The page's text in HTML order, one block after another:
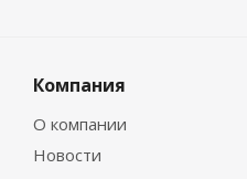
Компания
О компании
Новости